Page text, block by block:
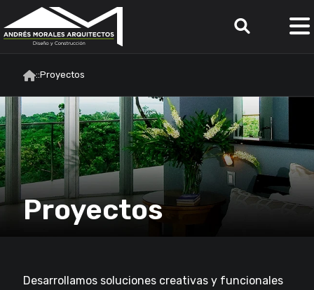
::Proyectos
Proyectos
Desarrollamos soluciones creativas y funcionales